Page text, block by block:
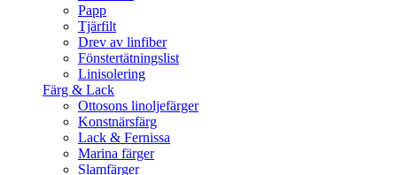
Papp
Tjärfilt
Drev av linfiber
Fönstertätningslist
Linisolering
Färg & Lack
Ottosons linoljefärger
Konstnärsfärg
Lack & Fernissa
Marina färger
Slamfärger